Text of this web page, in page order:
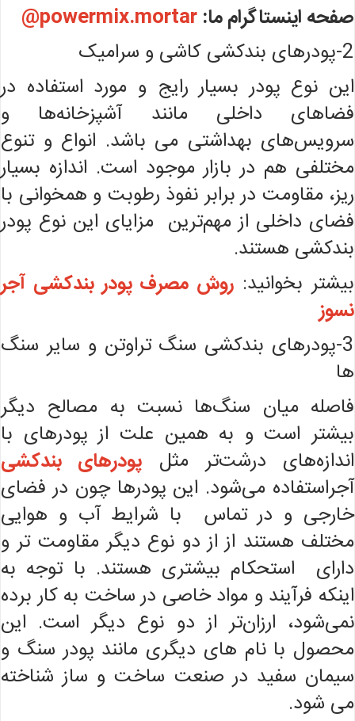
صفحه اینستاگرام ما: powermix.mortar@
2-پودرهای بندکشی کاشی و سرامیک
این نوع پودر بسیار رایج و مورد استفاده در
فضاهای داخلی مانند آشپزخانه‌ها و
سرویس‌های بهداشتی می باشد. انواع و تنوع
مختلفی هم در بازار موجود است. اندازه بسیار
ریز، مقاومت در برابر نفوذ رطوبت و همخوانی با
فضای داخلی از مهم‌ترین مزایای این نوع پودر
بندکشی هستند.
بیشتر بخوانید: روش مصرف پودر بندکشی آجر
نسوز
3-پودرهای بندکشی سنگ تراوتن و سایر سنگ
ها
فاصله میان سنگ‌ها نسبت به مصالح دیگر
بیشتر است و به همین علت از پودرهای با
اندازه‌های درشت‌تر مثل پودرهای بندکشی
آجراستفاده می‌شود. این پودر‌ها چون در فضای
خارجی و در تماس با شرایط آب و هوایی
مختلف هستند از از دو نوع دیگر مقاومت تر و
دارای استحکام بیشتری هستند. با توجه به
اینکه فرآیند و مواد خاصی در ساخت به کار برده
نمی‌شود، ارزان‌تر از دو نوع دیگر است. این
محصول با نام های دیگری مانند پودر سنگ و
سیمان سفید در صنعت ساخت و ساز شناخته
می شود.